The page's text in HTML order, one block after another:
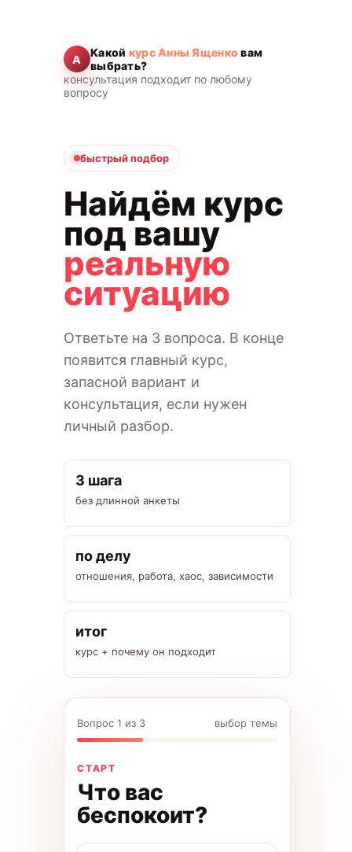
А Какой курс Анны Ященко вам
выбрать?
консультация подходит по любому
вопросу
быстрый подбор
Найдём курс
под вашу
реальную
ситуацию
Ответьте на 3 вопроса. В конце
появится главный курс,
запасной вариант и
консультация, если нужен
личный разбор.
3 шага
без длинной анкеты
по делу
отношения, работа, хаос, зависимости
итог
курс + почему он подходит
Вопрос 1 из 3 выбор темы
СТАРТ
Что вас
беспокоит?